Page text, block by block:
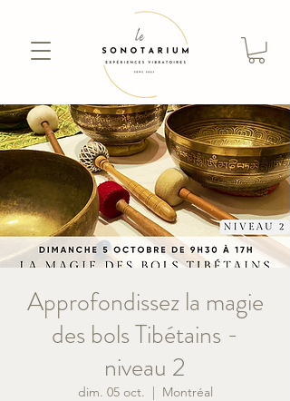
Approfondissez la magie
des bols Tibétains -
niveau 2
dim. 05 oct.
  |
Montréal